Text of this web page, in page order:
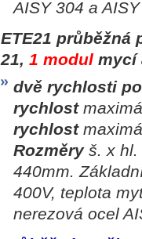
AISY 304 a
ETE21 průběžná
21, 1 modul mycí
dvě rychlosti
rychlost
rychlost
Rozměryš. x hl.
440mm.
400V, teplota
nerezová ocel